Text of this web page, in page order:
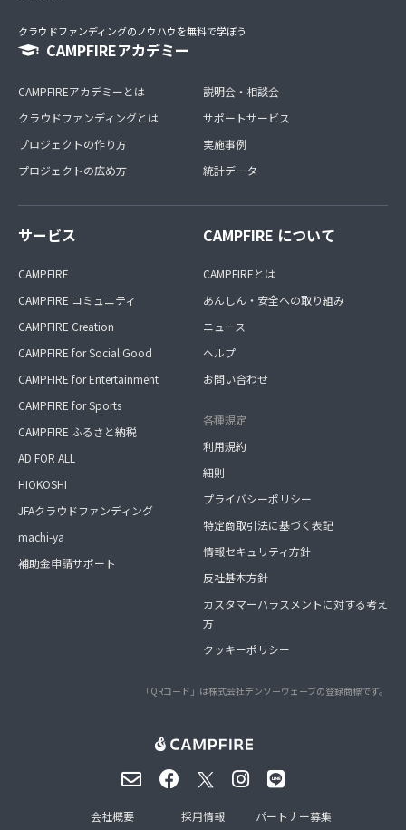
クラウドファンディングのノウハウを無料で学ぼう
CAMPFIREアカデミー
CAMPFIREアカデミーとは
クラウドファンディングとは
プロジェクトの作り方
プロジェクトの広め方
説明会・相談会
サポートサービス
実施事例
統計データ
サービス
CAMPFIRE
CAMPFIRE コミュニティ
CAMPFIRE Creation
CAMPFIRE for Social Good
CAMPFIRE for Entertainment
CAMPFIRE for Sports
CAMPFIRE ふるさと納税
AD FOR ALL
HIOKOSHI
JFAクラウドファンディング
machi-ya
補助金申請サポート
CAMPFIRE について
CAMPFIREとは
あんしん・安全への取り組み
ニュース
ヘルプ
お問い合わせ
各種規定
利用規約
細則
プライバシーポリシー
特定商取引法に基づく表記
情報セキュリティ方針
反社基本方針
カスタマーハラスメントに対する考え
方
クッキーポリシー
「QRコード」は株式会社デンソーウェーブの登録商標です。
会社概要 採用情報 パートナー募集